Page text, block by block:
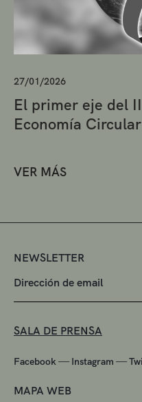
27/01/2026
El primer eje del
Economía
VER MÁS
NEWSLETTER
SALA DE PRENSA
Facebook — Instagram —
MAPA WEB